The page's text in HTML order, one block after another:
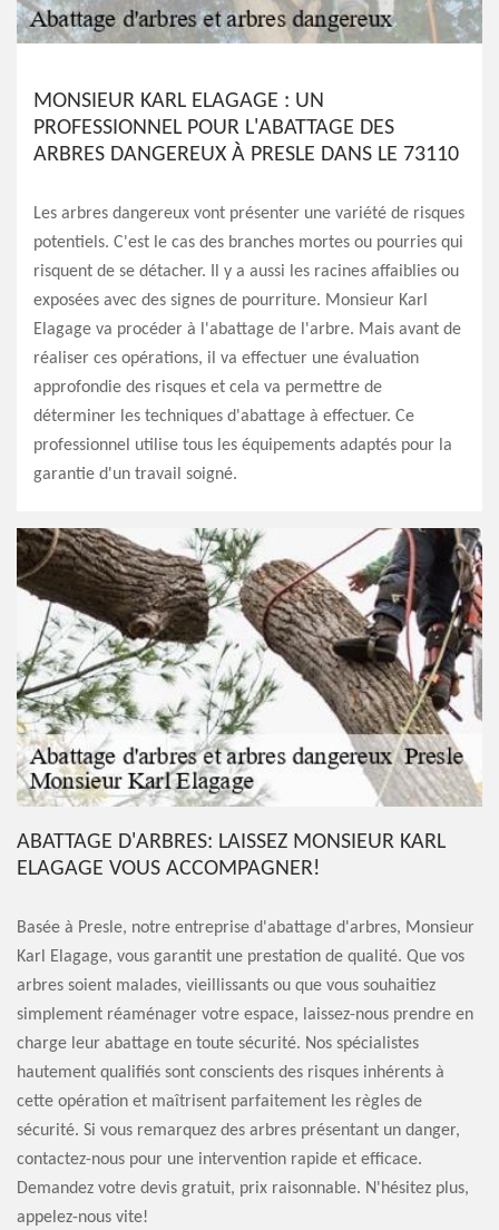
MONSIEUR KARL ELAGAGE : UN
PROFESSIONNEL POUR L'ABATTAGE DES
ARBRES DANGEREUX À PRESLE DANS LE 73110
Les arbres dangereux vont présenter une variété de risques
potentiels. C'est le cas des branches mortes ou pourries qui
risquent de se détacher. Il y a aussi les racines affaiblies ou
exposées avec des signes de pourriture. Monsieur Karl
Elagage va procéder à l'abattage de l'arbre. Mais avant de
réaliser ces opérations, il va effectuer une évaluation
approfondie des risques et cela va permettre de
déterminer les techniques d'abattage à effectuer. Ce
professionnel utilise tous les équipements adaptés pour la
garantie d'un travail soigné.
ABATTAGE D'ARBRES: LAISSEZ MONSIEUR KARL
ELAGAGE VOUS ACCOMPAGNER!
Basée à Presle, notre entreprise d'abattage d'arbres, Monsieur
Karl Elagage, vous garantit une prestation de qualité. Que vos
arbres soient malades, vieillissants ou que vous souhaitiez
simplement réaménager votre espace, laissez-nous prendre en
charge leur abattage en toute sécurité. Nos spécialistes
hautement qualifiés sont conscients des risques inhérents à
cette opération et maîtrisent parfaitement les règles de
sécurité. Si vous remarquez des arbres présentant un danger,
contactez-nous pour une intervention rapide et efficace.
Demandez votre devis gratuit, prix raisonnable. N'hésitez plus,
appelez-nous vite!